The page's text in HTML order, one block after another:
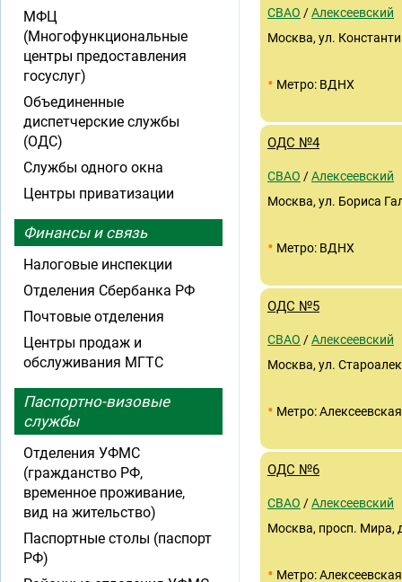
СВАО /Алексеевский
Москва, ул.
• Метро: ВДНХ
ОДС №4
СВАО /Алексеевский
Москва, ул. Бориса
• Метро: ВДНХ
ОДС №5
СВАО /Алексеевский
Москва, ул.
• Метро: Алексеевская
ОДС №6
СВАО /Алексеевский
Москва, просп. Мира,
• Метро: Алексеевская
МФЦ
(Многофункциональные
центры предоставления
госуслуг)
Объединенные
диспетчерские службы
(ОДС)
Службы одного окна
Центры приватизации
Финансы и связь
Налоговые инспекции
Отделения Сбербанка РФ
Почтовые отделения
Центры продаж и
обслуживания МГТС
Паспортно-визовые
службы
Отделения УФМС
(гражданство РФ,
временное проживание,
вид на жительство)
Паспортные столы (паспорт
РФ)